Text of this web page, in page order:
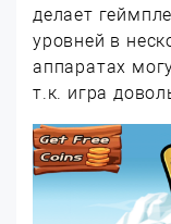
делает
уровней в
аппаратах
т.к. игра